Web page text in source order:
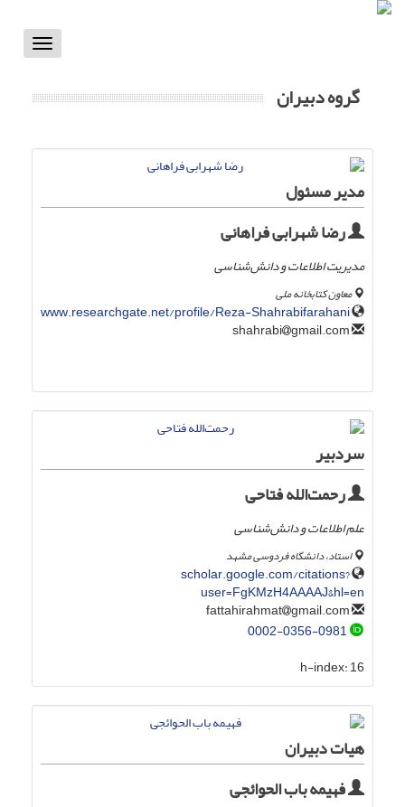
Toggle
گروه دبیران
مدیر مسئول
رضا شهرابی فراهانی
مدیریت اطلاعات و دانش‌شناسی
معاون کتابخانه ملی
www.researchgate.net/profile/Reza-Shahrabifarahani
gmail.com
سردبیر
رحمت‌الله فتاحی
علم اطلاعات و دانش‌شناسی
استاد، دانشگاه فردوسی مشهد
scholar.google.com/citations?
user=FgKMzH4AAAAJ&hl=en
gmail.com
0002-0356-0981
h-index:16
هیات دبیران
فهیمه باب الحوائجی